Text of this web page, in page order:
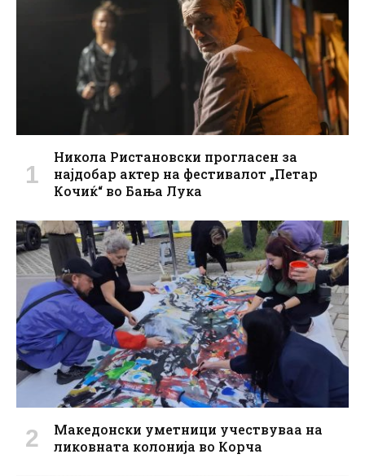
Никола Ристановски прогласен за
најдобар актер на фестивалот „Петар
Кочиќ“ во Бања Лука
Македонски уметници учествуваа на
ликовната колонија во Корча